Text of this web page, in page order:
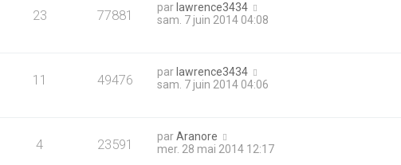
23 77881 par lawrence3434
sam. 7 juin 2014 04:08
11 49476 par lawrence3434
sam. 7 juin 2014 04:06
4 23591 parAranore
mer. 28 mai 2014 12:17